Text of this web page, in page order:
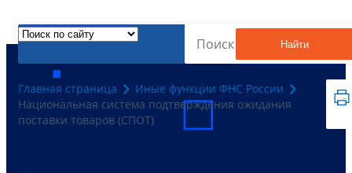
Найти
Главная страница
Иные функции ФНС России
Национальная система подтверждения ожидания
поставки товаров (СПОТ)